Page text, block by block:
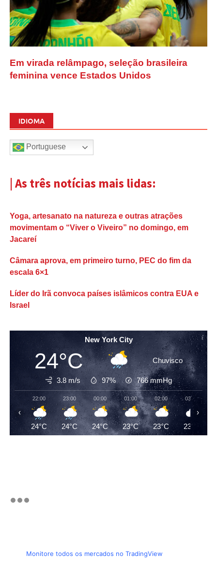
Em virada relâmpago, seleção brasileira
feminina vence Estados Unidos
IDIOMA
Portuguese
| As três notícias mais lidas:
Yoga, artesanato na natureza e outras atrações
movimentam o “Viver o Viveiro” no domingo, em
Jacareí
Câmara aprova, em primeiro turno, PEC do fim da
escala 6×1
Líder do Irã convoca países islâmicos contra EUA e
Israel
New York City
24°C Chuvisco
3.8 m/s 97% 766mmHg
22:00
24°C
23:00
24°C
00:00
24°C
01:00
23°C
02:00
23°C
03:00
23°C
‹ ›
Monitore todos os mercados no TradingView